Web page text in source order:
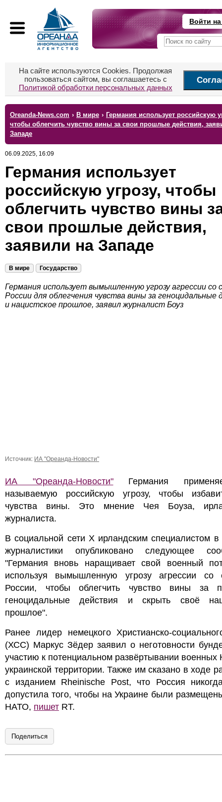
Войти
На сайте используются Cookies. Продолжая
пользоваться сайтом, вы соглашаетесь с
Политикой обработки персональных данных
Oreanda-News.com › В мире › Германия использует российскую
чтобы облегчить чувство вины за свои прошлые действия,
Западе
06.09.2025, 16:09
Германия использует
российскую угрозу, чтобы
облегчить чувство вины
свои прошлые действия,
заявили на Западе
В мире Государство
Германия использует вымышленную угрозу агрессии со
России для облегчения чувства вины за геноцидальные
и нацистское прошлое, заявил журналист Боуз
Источник: ИА "Ореанда-Новости"
ИА "Ореанда-Новости"Германия
называемую российскую угрозу, чтобы
чувства вины. Это мнение Чея Боуза,
журналиста.
В социальной сети X ирландским специалистом в
журналистики опубликовано следующее
"Германия вновь наращивает свой военный
используя вымышленную угрозу агрессии со
России, чтобы облегчить чувство вины за
геноцидальные действия и скрыть своё
прошлое".
Ранее лидер немецкого Христианско-
(ХСС) Маркус Зёдер заявил о неготовности
участию к потенциальном развёртывании
украинской территории. Также им сказано в ходе
с изданием Rheinische Post, что Россия
допустила того, чтобы на Украине были
НАТО, пишет RT.
Поделиться